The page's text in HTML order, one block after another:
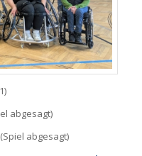
abgesagt)
abgesagt)